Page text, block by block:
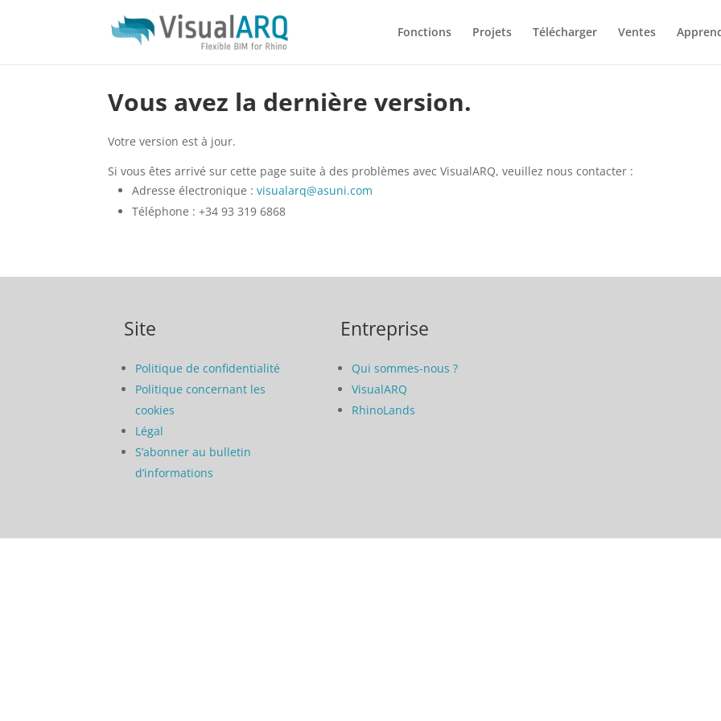
Fonctions Projets Télécharger Ventes
Vous avez la dernière version.
Votre version est à jour.
Si vous êtes arrivé sur cette page suite à des problèmes avec VisualARQ, veuillez nous contacter :
Adresse électronique :visualarq@asuni.com
Téléphone : +34 93 319 6868
Site
Politique de confidentialité
Politique concernant les
cookies
Légal
S’abonner au bulletin
d’informations
Entreprise
Qui sommes-nous ?
VisualARQ
RhinoLands